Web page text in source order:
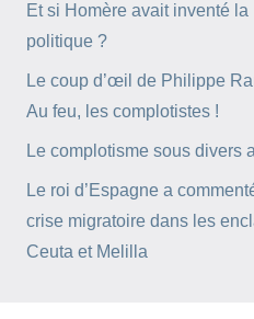
Et si Homère avait inventé la
politique ?
Le coup d’œil de Philippe
Au feu, les complotistes !
Le complotisme sous divers
Le roi d’Espagne a
crise migratoire dans les
Ceuta et Melilla